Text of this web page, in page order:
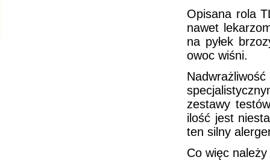
Opisana rola
nawet
na pyłek
owoc wiśni.
zestawy
ilość jest
ten silny
Co więc